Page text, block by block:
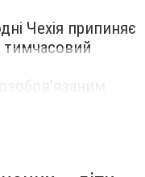
Чехія припиняє
тимчасовий